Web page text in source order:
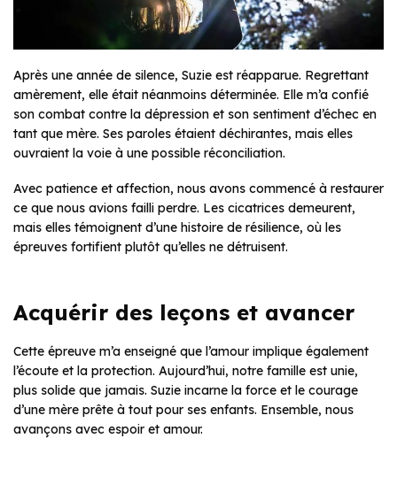
Après une année de silence, Suzie est réapparue. Regrettant
amèrement, elle était néanmoins déterminée. Elle m’a confié
son combat contre la dépression et son sentiment d’échec en
tant que mère. Ses paroles étaient déchirantes, mais elles
ouvraient la voie à une possible réconciliation.
Avec patience et affection, nous avons commencé à restaurer
ce que nous avions failli perdre. Les cicatrices demeurent,
mais elles témoignent d’une histoire de résilience, où les
épreuves fortifient plutôt qu’elles ne détruisent.
Acquérir des leçons et avancer
Cette épreuve m’a enseigné que l’amour implique également
l’écoute et la protection. Aujourd’hui, notre famille est unie,
plus solide que jamais. Suzie incarne la force et le courage
d’une mère prête à tout pour ses enfants. Ensemble, nous
avançons avec espoir et amour.